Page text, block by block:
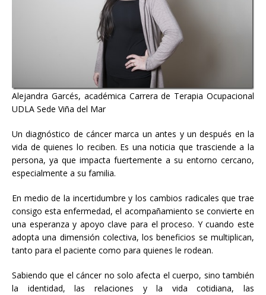
Alejandra Garcés, académica Carrera de Terapia Ocupacional
UDLA Sede Viña del Mar
Un diagnóstico de cáncer marca un antes y un después en la
vida de quienes lo reciben. Es una noticia que trasciende a la
persona, ya que impacta fuertemente a su entorno cercano,
especialmente a su familia.
En medio de la incertidumbre y los cambios radicales que trae
consigo esta enfermedad, el acompañamiento se convierte en
una esperanza y apoyo clave para el proceso. Y cuando este
adopta una dimensión colectiva, los beneficios se multiplican,
tanto para el paciente como para quienes le rodean.
Sabiendo que el cáncer no solo afecta el cuerpo, sino también
la identidad, las relaciones y la vida cotidiana, las